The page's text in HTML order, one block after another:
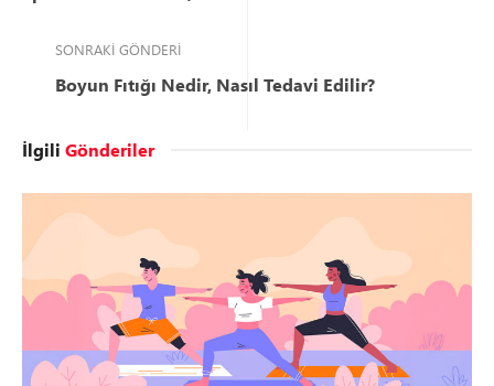
SONRAKI GÖNDERI
Boyun Fıtığı Nedir, Nasıl Tedavi Edilir?
İlgili Gönderiler